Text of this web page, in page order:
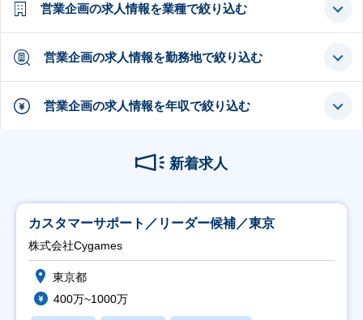
営業企画の求人情報を業種で絞り込む
営業企画の求人情報を勤務地で絞り込む
営業企画の求人情報を年収で絞り込む
新着求人
カスタマーサポート／リーダー候補／東京
株式会社Cygames
東京都
400万~1000万